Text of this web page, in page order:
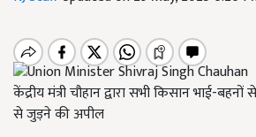
केंद्रीय मंत्री चौहान द्वारा सभी किसान भाई-
से जुड़ने की अपील